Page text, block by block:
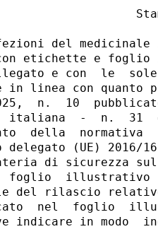
del medicinale
con etichette e
e con  le
in linea con
n.  10
italiana  -  n.  31
della
delegato (UE)
di sicurezza
foglio
del rilascio
nel  foglio
indicare in modo